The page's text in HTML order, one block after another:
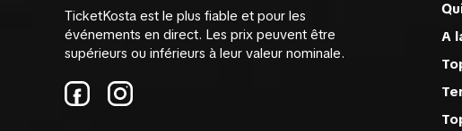
TicketKosta est le plus fiable et pour les
événements en direct. Les prix peuvent être
supérieurs ou inférieurs à leur valeur nominale.
A